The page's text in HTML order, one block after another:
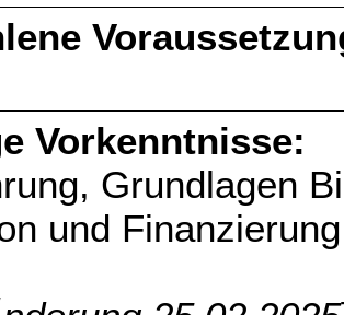
Vorkenntnisse:
Grundlagen
und Finanzierung